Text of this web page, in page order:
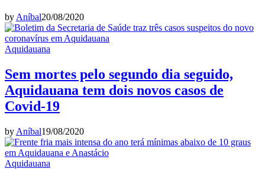
by Aníbal20/08/2020
Aquidauana
Sem mortes pelo segundo dia seguido,
Aquidauana tem dois novos casos de
Covid-19
by Aníbal19/08/2020
Aquidauana